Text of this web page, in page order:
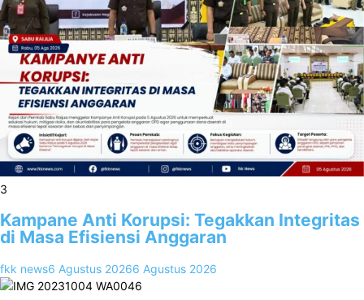
3
Kampane Anti Korupsi: Tegakkan Integritas
di Masa Efisiensi Anggaran
fkk news6 Agustus 20266 Agustus 2026